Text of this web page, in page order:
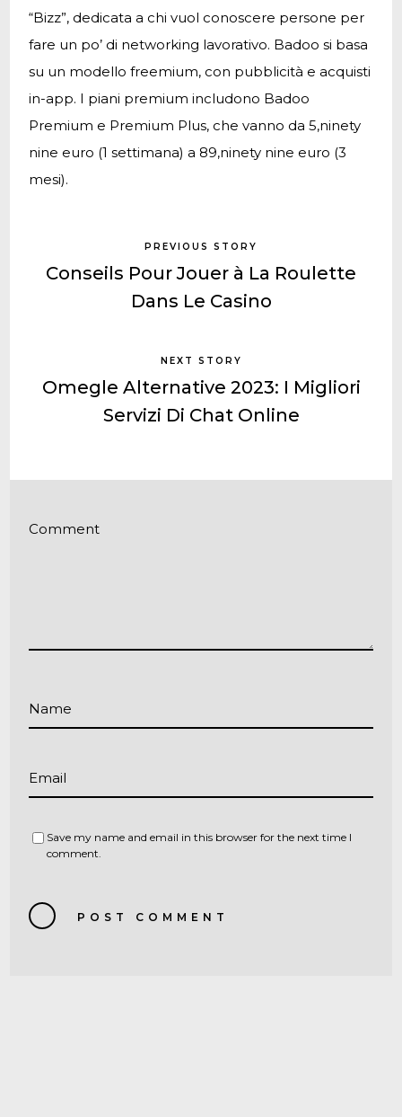
“Bizz”, dedicata a chi vuol conoscere persone per
fare un po’ di networking lavorativo. Badoo si basa
su un modello freemium, con pubblicità e acquisti
in-app. I piani premium includono Badoo
Premium e Premium Plus, che vanno da 5,ninety
nine euro (1 settimana) a 89,ninety nine euro (3
mesi).
PREVIOUS STORY
Conseils Pour Jouer à La Roulette
Dans Le Casino
NEXT STORY
Omegle Alternative 2023: I Migliori
Servizi Di Chat Online
Comment
Name
Email
Save my name and email in this browser for the next time I
comment.